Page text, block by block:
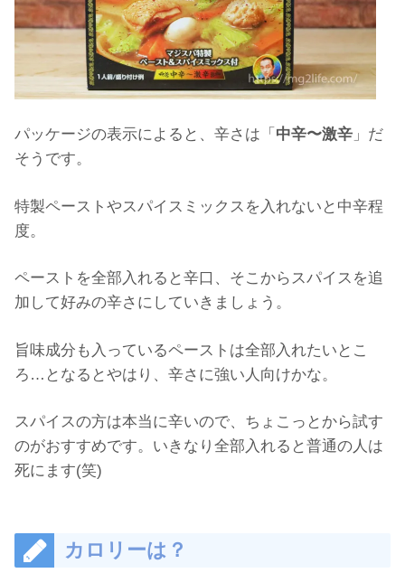
パッケージの表示によると、辛さは「 中辛〜激辛 」だ
そうです。
特製ペーストやスパイスミックスを入れないと中辛程
度。
ペーストを全部入れると辛口、そこからスパイスを追
加して好みの辛さにしていきましょう。
旨味成分も入っているペーストは全部入れたいとこ
ろ…となるとやはり、辛さに強い人向けかな。
スパイスの方は本当に辛いので、ちょこっとから試す
のがおすすめです。いきなり全部入れると普通の人は
死にます(笑)
カロリーは？